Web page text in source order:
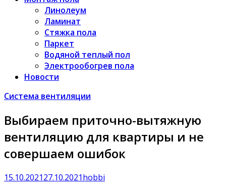
Линолеум
Ламинат
Стяжка пола
Паркет
Водяной теплый пол
Электрообогрев пола
Новости
Система вентиляции
Выбираем приточно-вытяжную
вентиляцию для квартиры и не
совершаем ошибок
15.10.202127.10.2021hobbi